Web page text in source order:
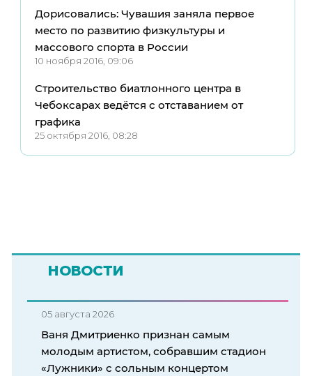
Дорисовались: Чувашия заняла первое
место по развитию физкультуры и
массового спорта в России
10 ноября 2016, 09:06
Строительство биатлонного центра в
Чебоксарах ведётся с отставанием от
графика
25 октября 2016, 08:28
НОВОСТИ
05 августа 2026
Ваня Дмитриенко признан самым
молодым артистом, собравшим стадион
«Лужники» с сольным концертом